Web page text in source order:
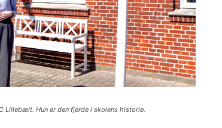
Lillebælt. Hun er den fjerde i skolens historie.